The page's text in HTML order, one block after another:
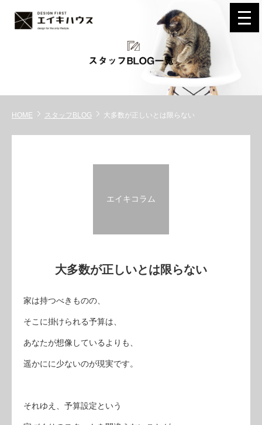
HOME スタッフBLOG 大多数が正しいとは限らない
エイキコラム
大多数が正しいとは限らない
家は持つべきものの、
そこに掛けられる予算は、
あなたが想像しているよりも、
遥かにに少ないのが現実です。
それゆえ、予算設定という